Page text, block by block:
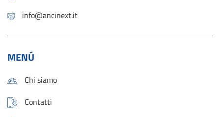
info@ancinext.it
MENÚ
Chi siamo
Contatti